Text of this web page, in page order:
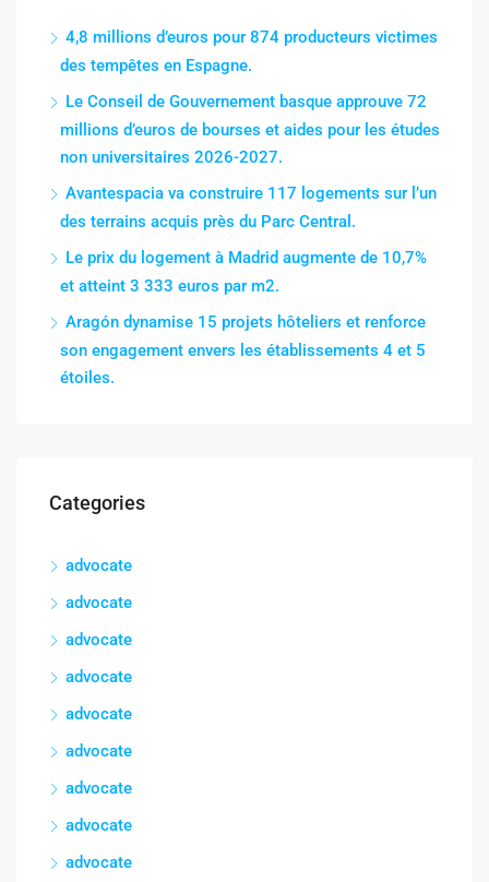
4,8 millions d’euros pour 874 producteurs victimes
des tempêtes en Espagne.
Le Conseil de Gouvernement basque approuve 72
millions d’euros de bourses et aides pour les études
non universitaires 2026-2027.
Avantespacia va construire 117 logements sur l’un
des terrains acquis près du Parc Central.
Le prix du logement à Madrid augmente de 10,7%
et atteint 3 333 euros par m2.
Aragón dynamise 15 projets hôteliers et renforce
son engagement envers les établissements 4 et 5
étoiles.
Categories
advocate
advocate
advocate
advocate
advocate
advocate
advocate
advocate
advocate